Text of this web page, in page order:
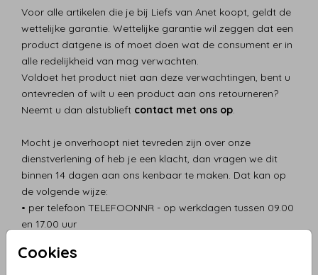
Cookies
Voor alle artikelen die je bij Liefs van Anet koopt, geldt de
wettelijke garantie. Wettelijke garantie wil zeggen dat een
product datgene is of moet doen wat de consument er in
alle redelijkheid van mag verwachten.
Voldoet het product niet aan deze verwachtingen, bent u
ontevreden of wilt u een product aan ons retourneren?
Neemt u dan alstublieft contact met ons op.
Mocht je onverhoopt niet tevreden zijn over onze
dienstverlening of heb je een klacht, dan vragen we dit
binnen 14 dagen aan ons kenbaar te maken. Dat kan op
de volgende wijze:
• per telefoon TELEFOONNR - op werkdagen tussen 09.00
en 17.00 uur